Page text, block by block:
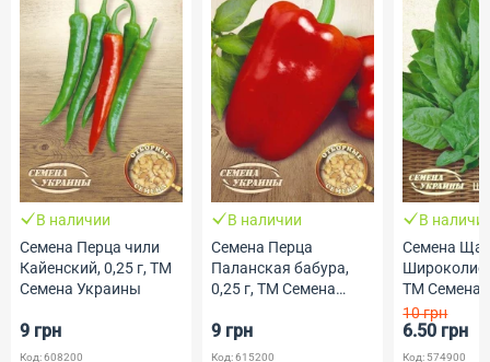
В наличии
Семена Перца чили
Кайенский, 0,25 г, ТМ
Семена Украины
9 грн
Код: 608200
В наличии
Семена Перца
Паланская бабура,
0,25 г, ТМ Семена
9 грн
Код: 615200
В
Семена
ТМ Семена
10 грн
6.50 грн
Код: 574900